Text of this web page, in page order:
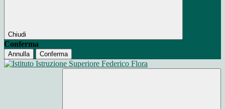
Chiudi
Conferma
Annulla Conferma